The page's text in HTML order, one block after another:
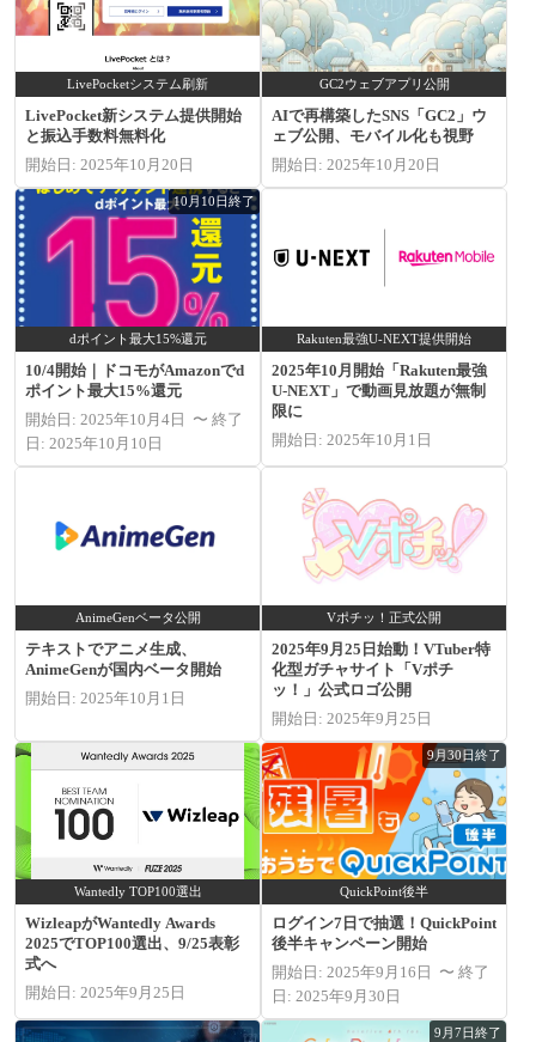
LivePocketシステム刷新
LivePocket新システム提供開始
と振込手数料無料化
開始日: 2025年10月20日
GC2ウェブアプリ公開
AIで再構築したSNS「GC2」ウ
ェブ公開、モバイル化も視野
開始日: 2025年10月20日
10月10日終了
dポイント最大15%還元
10/4開始｜ドコモがAmazonでd
ポイント最大15%還元
開始日: 2025年10月4日 〜 終了
日: 2025年10月10日
Rakuten最強U-NEXT提供開始
2025年10月開始「Rakuten最強
U-NEXT」で動画見放題が無制
限に
開始日: 2025年10月1日
AnimeGenベータ公開
テキストでアニメ生成、
AnimeGenが国内ベータ開始
開始日: 2025年10月1日
Vポチッ！正式公開
2025年9月25日始動！VTuber特
化型ガチャサイト「Vポチ
ッ！」公式ロゴ公開
開始日: 2025年9月25日
Wantedly TOP100選出
WizleapがWantedly Awards
2025でTOP100選出、9/25表彰
式へ
開始日: 2025年9月25日
9月30日終了
QuickPoint後半
ログイン7日で抽選！QuickPoint
後半キャンペーン開始
開始日: 2025年9月16日 〜 終了
日: 2025年9月30日
9月7日終了